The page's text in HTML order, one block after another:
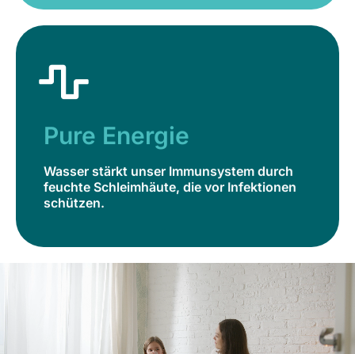
Pure Energie
Wasser stärkt unser Immunsystem durch
feuchte Schleimhäute, die vor Infektionen
schützen.
feuchte Schleimhäute, die vor Infektionen
Jetzt bestellen